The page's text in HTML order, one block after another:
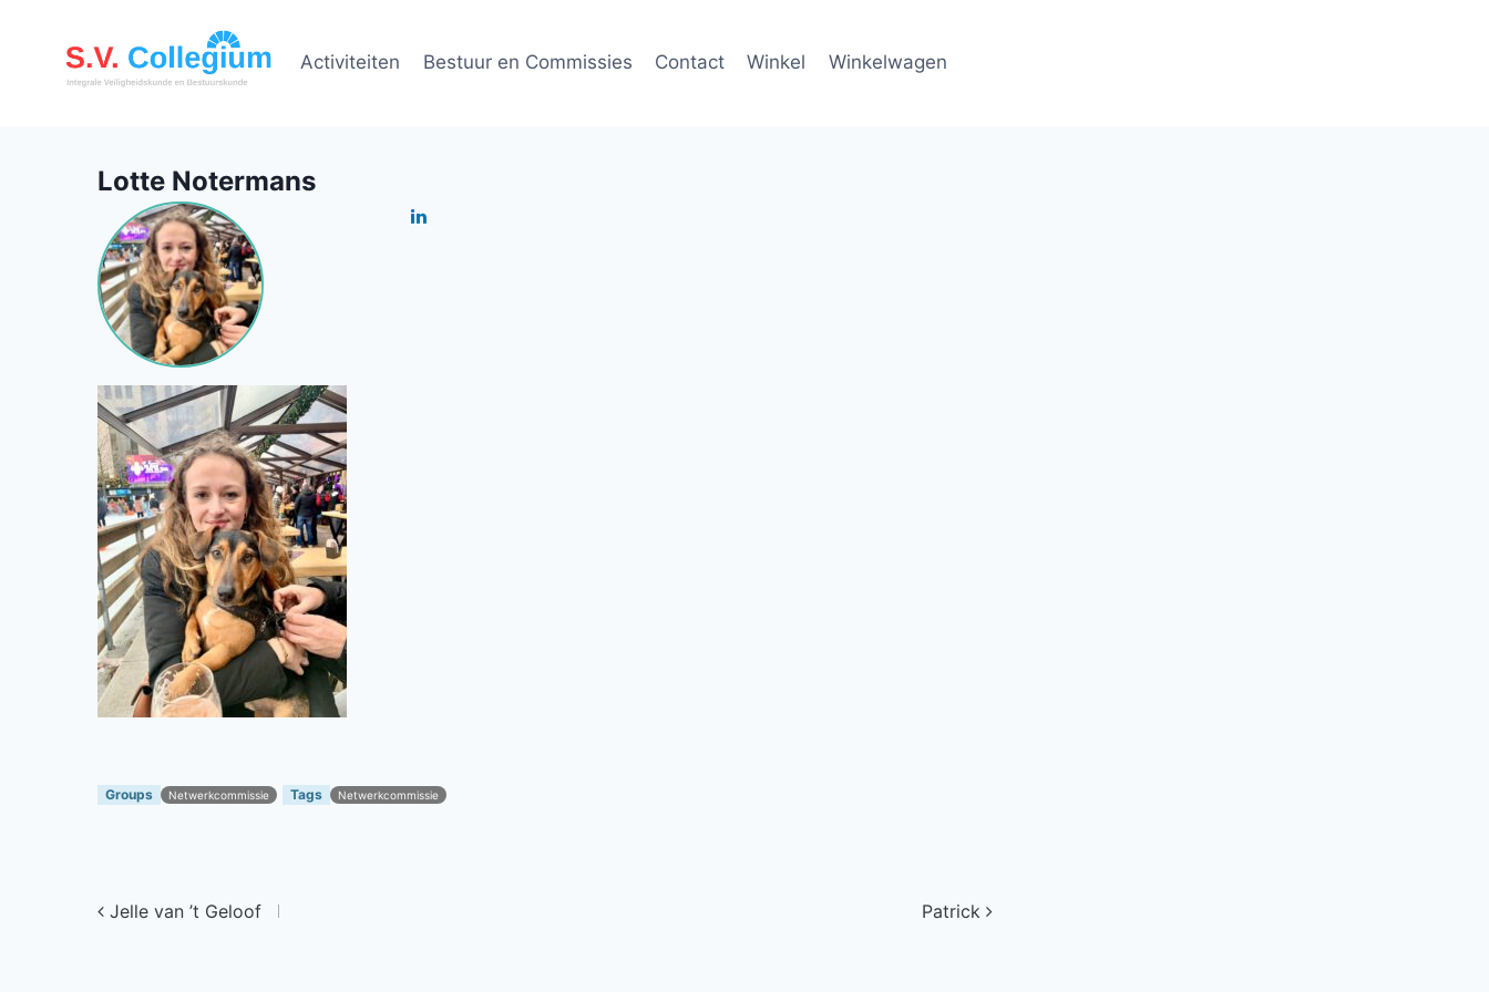
Activiteiten Bestuur en Commissies Contact Winkel Winkelwagen
Lotte Notermans
Groups Netwerkcommissie Tags Netwerkcommissie
Post navigation
Jelle van ’t Geloof Patrick